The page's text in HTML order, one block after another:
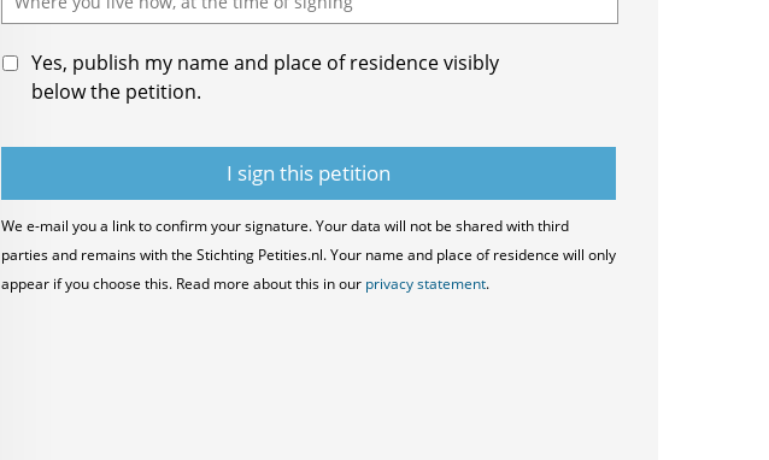
Yes, publish my name and place of residence visibly
below the petition.
We e-mail you a link to confirm your signature. Your data will not be shared with third
parties and remains with the Stichting Petities.nl. Your name and place of residence will only
appear if you choose this. Read more about this in our privacy statement.